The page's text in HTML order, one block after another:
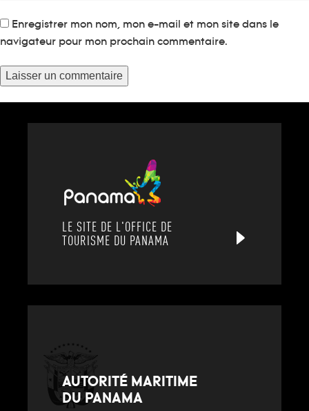
Enregistrer mon nom, mon e-mail et mon site dans le
navigateur pour mon prochain commentaire.
LE SITE DE L'OFFICE DE
TOURISME DU PANAMA
AUTORITÉ MARITIME
DU PANAMA